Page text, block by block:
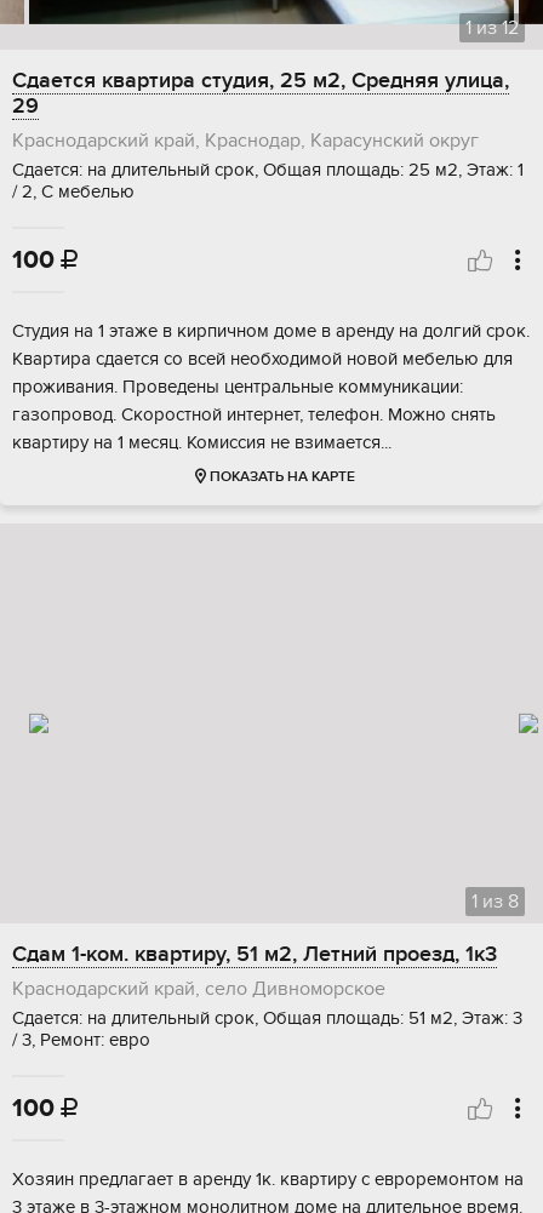
1из12
Сдается квартира студия, 25 м2, Средняя улица,
29
Краснодарский край, Краснодар, Карасунский округ
Сдается: на длительный срок, Общая площадь: 25 м2, Этаж: 1
/ 2, С мебелью
100 
Студия на 1 этаже в кирпичном доме в аренду на долгий срок.
Квартира сдается со всей необходимой новой мебелью для
проживания. Проведены центральные коммуникации:
газопровод. Скоростной интернет, телефон. Можно снять
квартиру на 1 месяц. Комиссия не взимается...
ПОКАЗАТЬ НА КАРТЕ
1 из 8
Сдам 1-ком. квартиру, 51 м2, Летний проезд, 1к3
Краснодарский край, село Дивноморское
Сдается: на длительный срок, Общая площадь: 51 м2, Этаж: 3
/ 3, Ремонт: евро
100 
Хозяин предлагает в аренду 1к. квартиру с евроремонтом на
3 этаже в 3-этажном монолитном доме на длительное время.